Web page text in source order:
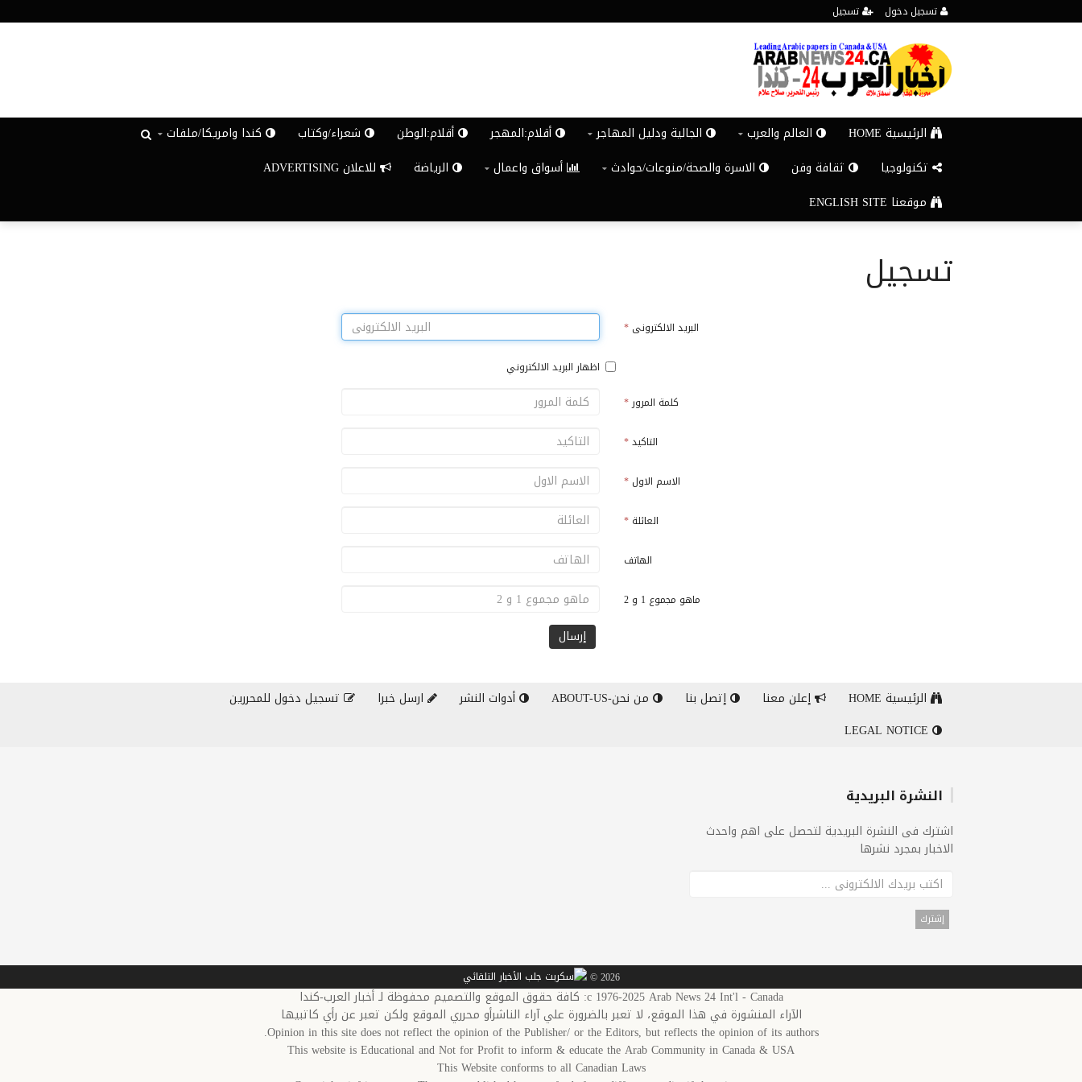
تسجيل دخول تسجيل
الرئيسية HOME العالم والعرب الجالية ودليل المهاجر أقلام:المهجر أقلام:الوطن شعراء/وكتاب
كندا وامريكا/ملفات
تكنولوجيا
ثقافة وفن الاسرة والصحة/منوعات/حوادث أسواق واعمال الرياضة
للاعلان ADVERTISING
موقعنا ENGLISH SITE
تسجيل
البريد الالكترونى *
اظهار البريد الالكتروني
كلمة المرور *
التاكيد*
الاسم الاول *
العائلة *
الهاتف
ماهو مجموع 1 و 2
الرئيسية HOME إعلن معنا إتصل بنا من نحن-ABOUT-US أدوات النشر ارسل خبرا
تسجيل دخول للمحررين
النشرة البريدية
اشترك فى النشرة البريدية لتحصل على اهم واحدث
الاخبار بمجرد نشرها
2026 ©
c 1976-2025 Arab News 24 Int'l - Canada: كافة حقوق الموقع والتصميم محفوظة لـ أخبار العرب-كندا
الآراء المنشورة في هذا الموقع، لا تعبر بالضرورة علي آراء الناشرأو محرري الموقع ولكن تعبر عن رأي كاتبيها
Opinion in this site does not reflect the opinion of the Publisher/ or the Editors, but reflects the opinion of its authors.
This website is Educational and Not for Profit to inform & educate the Arab Community in Canada & USA
This Website conforms to all Canadian Laws